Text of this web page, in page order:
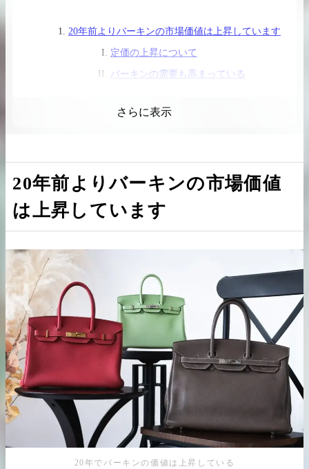
バーキン相場解説
20年前よりバーキンの市場価値は上昇しています
定価の上昇について
バーキンの需要も高まっている
きます
売れるケースも
20年前に購入したバーキンの具体的な買取価格に
ついて
買取事例
珍しいバーキンはさらなる高価買取対
バーキンは汚れていても資産価値は高
い
さらに表示
20年前よりバーキンの市場価値
は上昇しています
20年でバーキンの価値は上昇している